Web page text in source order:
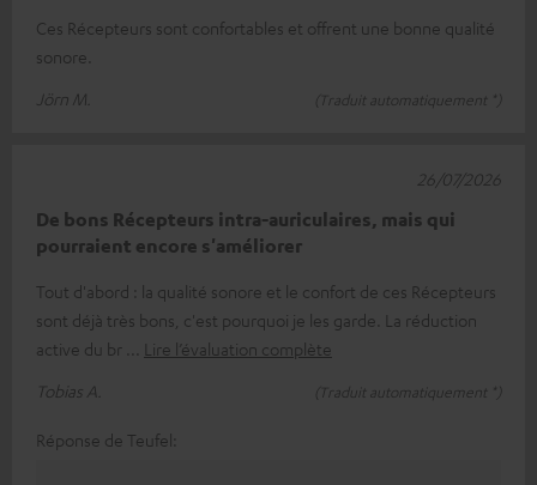
Ces Récepteurs sont confortables et offrent une bonne qualité
sonore.
Jörn M.
(Traduit automatiquement *)
De bons Récepteurs intra-auriculaires, mais qui
pourraient encore s'améliorer
Tout d'abord : la qualité sonore et le confort de ces Récepteurs
sont déjà très bons, c'est pourquoi je les garde. La réduction
active du br
Lire l’évaluation complète
Tobias A.
(Traduit automatiquement *)
26/07/2026
Réponse de Teufel: